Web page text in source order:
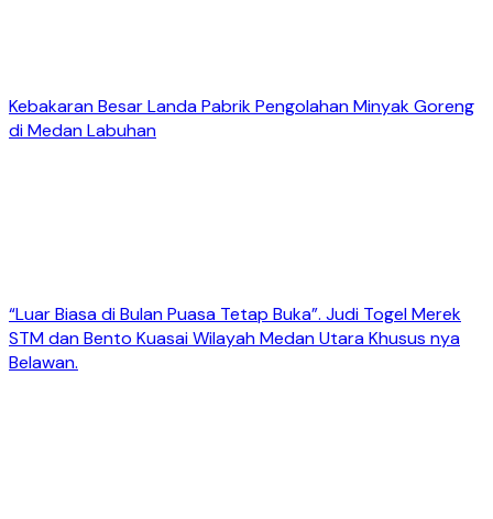
Kebakaran Besar Landa Pabrik Pengolahan Minyak Goreng
di Medan Labuhan
“Luar Biasa di Bulan Puasa Tetap Buka”. Judi Togel Merek
STM dan Bento Kuasai Wilayah Medan Utara Khusus nya
Belawan.